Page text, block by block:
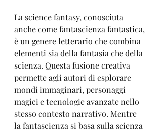
La science fantasy, conosciuta
anche come fantascienza fantastica,
è un genere letterario che combina
elementi sia della fantasia che della
scienza. Questa fusione creativa
permette agli autori di esplorare
mondi immaginari, personaggi
magici e tecnologie avanzate nello
stesso contesto narrativo. Mentre
la fantascienza si basa sulla scienza